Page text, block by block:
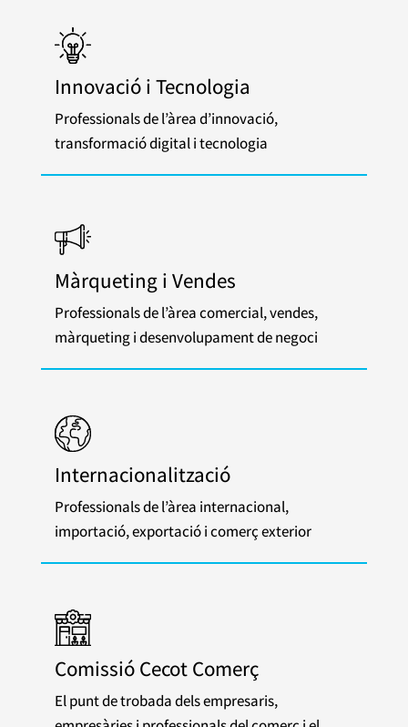
Innovació i Tecnologia
Professionals de l’àrea d’innovació,
transformació digital i tecnologia
Màrqueting i Vendes
Professionals de l’àrea comercial, vendes,
màrqueting i desenvolupament de negoci
Internacionalització
Professionals de l’àrea internacional,
importació, exportació i comerç exterior
Comissió Cecot Comerç
El punt de trobada dels empresaris,